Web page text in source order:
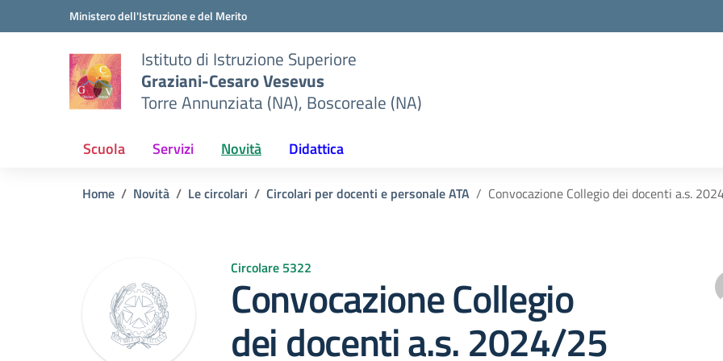
Vai ai contenuti
Vai al menu di navigazioneMinistero dell'Istruzione e del Merito
Istituto di Istruzione Superiore
Graziani-Cesaro Vesevus
Torre Annunziata (NA), Boscoreale (NA)
Scuola Servizi Novità Didattica
Home Novità Le circolari Circolari per docenti e personale ATA Convocazione Collegio dei docenti a.s.
Circolare 5322
Convocazione Collegio
dei docenti a.s. 2024/25